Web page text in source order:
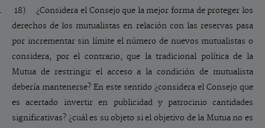
18)
¿Considera el Consejo que la mejor forma de proteger los
derechos de los mutualistas en relación con las reservas pasa
por incrementar sin límite el número de nuevos mutualistas o
considera, por el contrario, que la tradicional política de la
Mutua de restringir el acceso a la condición de mutualista
debería mantenerse? En este sentido ¿considera el Consejo que
es acertado invertir en publicidad y patrocinio cantidades
significativas? ¿cuál es su objeto si el objetivo de la Mutua no es